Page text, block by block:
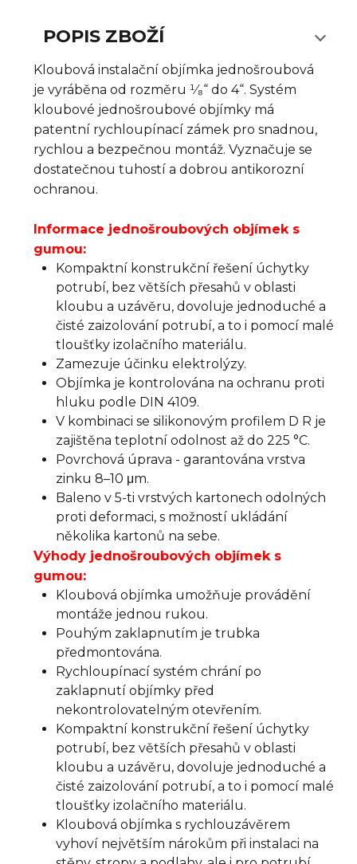
POPIS ZBOŽÍ
Kloubová instalační objímka jednošroubová
je vyráběna od rozměru ¹⁄₈“ do 4“. Systém
kloubové jednošroubové objímky má
patentní rychloupínací zámek pro snadnou,
rychlou a bezpečnou montáž. Vyznačuje se
dostatečnou tuhostí a dobrou antikorozní
ochranou.
Informace jednošroubových objímek s
gumou:
Kompaktní konstrukční řešení úchytky
potrubí, bez větších přesahů v oblasti
kloubu a uzávěru, dovoluje jednoduché a
čisté zaizolování potrubí, a to i pomocí malé
tloušťky izolačního materiálu.
Zamezuje účinku elektrolýzy.
Objímka je kontrolována na ochranu proti
hluku podle DIN 4109.
V kombinaci se silikonovým profilem D R je
zajištěna teplotní odolnost až do 225 °C.
Povrchová úprava - garantována vrstva
zinku 8–10 μm.
Baleno v 5-ti vrstvých kartonech odolných
proti deformaci, s možností ukládání
několika kartonů na sebe.
Výhody jednošroubových objímek s
gumou:
Kloubová objímka umožňuje provádění
montáže jednou rukou.
Pouhým zaklapnutím je trubka
předmontována.
Rychloupínací systém chrání po
zaklapnutí objímky před
nekontrolovatelným otevřením.
Kompaktní konstrukční řešení úchytky
potrubí, bez větších přesahů v oblasti
kloubu a uzávěru, dovoluje jednoduché a
čisté zaizolování potrubí, a to i pomocí malé
tloušťky izolačního materiálu.
Kloubová objímka s rychlouzávěrem
vyhoví největším nárokům při instalaci na